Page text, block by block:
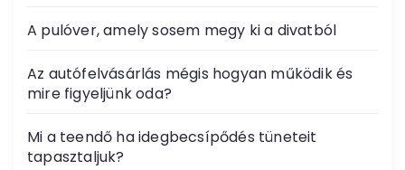
A pulóver, amely sosem megy ki a divatból
Az autófelvásárlás mégis hogyan működik és
mire figyeljünk oda?
Mi a teendő ha idegbecsípődés tüneteit
tapasztaljuk?